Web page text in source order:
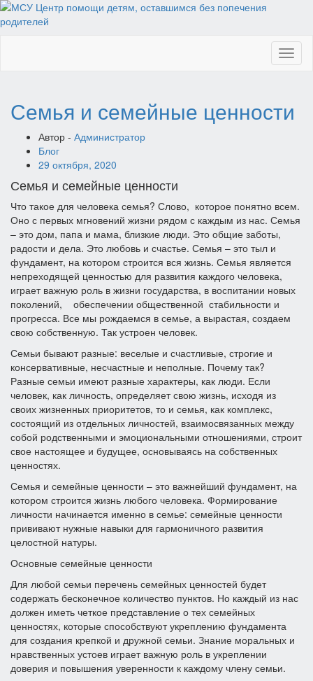
Семья и семейные ценности
Автор - Администратор
Блог
29 октября, 2020
Семья и семейные ценности
Что такое для человека семья? Слово, которое понятно всем.
Оно с первых мгновений жизни рядом с каждым из нас. Семья
– это дом, папа и мама, близкие люди. Это общие заботы,
радости и дела. Это любовь и счастье. Семья – это тыл и
фундамент, на котором строится вся жизнь. Семья является
непреходящей ценностью для развития каждого человека,
играет важную роль в жизни государства, в воспитании новых
поколений, обеспечении общественной стабильности и
прогресса. Все мы рождаемся в семье, а вырастая, создаем
свою собственную. Так устроен человек.
Семьи бывают разные: веселые и счастливые, строгие и
консервативные, несчастные и неполные. Почему так?
Разные семьи имеют разные характеры, как люди. Если
человек, как личность, определяет свою жизнь, исходя из
своих жизненных приоритетов, то и семья, как комплекс,
состоящий из отдельных личностей, взаимосвязанных между
собой родственными и эмоциональными отношениями, строит
свое настоящее и будущее, основываясь на собственных
ценностях.
Семья и семейные ценности – это важнейший фундамент, на
котором строится жизнь любого человека. Формирование
личности начинается именно в семье: семейные ценности
прививают нужные навыки для гармоничного развития
целостной натуры.
Основные семейные ценности
Для любой семьи перечень семейных ценностей будет
содержать бесконечное количество пунктов. Но каждый из нас
должен иметь четкое представление о тех семейных
ценностях, которые способствуют укреплению фундамента
для создания крепкой и дружной семьи. Знание моральных и
нравственных устоев играет важную роль в укреплении
доверия и повышения уверенности к каждому члену семьи.